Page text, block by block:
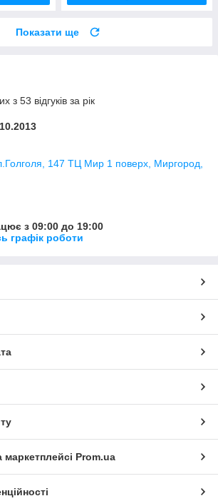
Показати ще
з 53 відгуків за рік
147 ТЦ Мир 1 поверх, Миргород,
з 09:00 до 19:00
графік роботи
Prom.ua